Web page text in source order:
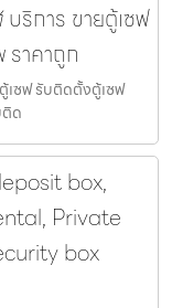
ริการ ขายตู้เซฟ
าคาถูก
เซฟ รับติดตั้งตู้เซฟ
ด
box,
Private
box